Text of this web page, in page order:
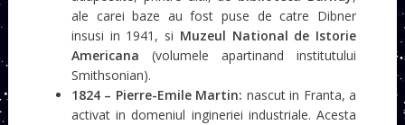
ale carei baze au fost puse de catre Dibner
insusi in 1941, si Muzeul National de Istorie
Americana (volumele apartinand institutului
Smithsonian).
1824 – Pierre-Emile Martin: nascut in Franta, a
activat in domeniul ingineriei industriale. Acesta